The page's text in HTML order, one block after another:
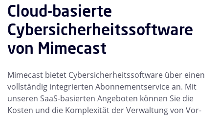
Cloud-basierte
Cybersicherheitssoftware
von Mimecast
Mimecast bietet Cybersicherheitssoftware über einen
vollständig integrierten Abonnementservice an. Mit
unseren SaaS-basierten Angeboten können Sie die
Kosten und die Komplexität der Verwaltung von Vor-